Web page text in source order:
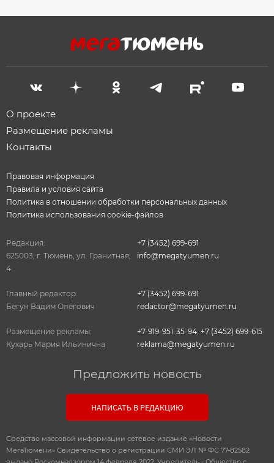
О проекте
Размещение рекламы
Контакты
Правовая информация
Правила и условия сайта
Политика в отношении обработки персональных данных
Политика использования cookie-файлов
Редакция:
625003, г. Тюмень, ул. Гранитная,
4.
+7 (3452) 699-691
info@megatyumen.ru
Главный редактор:
Бегун Вадим Олегович
+7 (3452) 699-691
redactor@megatyumen.ru
Размещение рекламы:
Кухарь Мария Ильинична
+7-919-951-35-94, +7 (3452) 699-615
reklama@megatyumen.ru
Предложить новость
НАПИСАТЬ В РЕДАКЦИЮ
Средство массовой информации сетевое издание «Новости
МегаТюмени» Свидетельство о регистрации СМИ ЭЛ № ФС 77-82582